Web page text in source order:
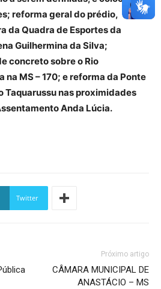
reforma geral do prédio,
da Quadra de Esportes da
Guilhermina da Silva;
concreto sobre o Rio
na MS – 170; e reforma da Ponte
Taquarussu nas proximidades
Anda Lúcia.
Twitter
Próximo artigo
CÂMARA MUNICIPAL DE
ANASTÁCIO – MS